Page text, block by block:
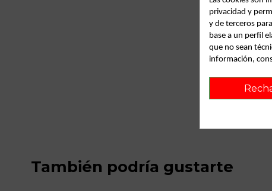
También podría gustarte
privacidad y
y de terceros
base a un perfil
que no sean
información,